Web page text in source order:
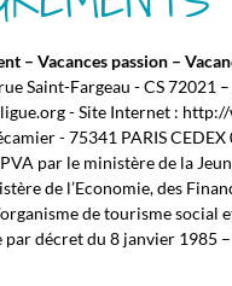
– Vacances passion –
Saint-Fargeau - CS 72021
- Site Internet :
- 75341 PARIS CEDEX
par le ministère de la
de l’Economie, des
de tourisme social
décret du 8 janvier 1985